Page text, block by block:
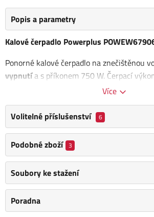
Popis a parametry
Kalové čerpadlo Powerplus
Ponorné kalové čerpadlo na znečištěnou
vypnutía s příkonem 750 W. Čerpací
Plovák pro vypnutí
Třída krytí IPX8
Max. teplota vody: 35stC
Balení výška: 36.5 cm
Kategorie
Výrobce
Více
Volitelné příslušenství 6
Podobné zboží 3
Soubory ke stažení
Poradna